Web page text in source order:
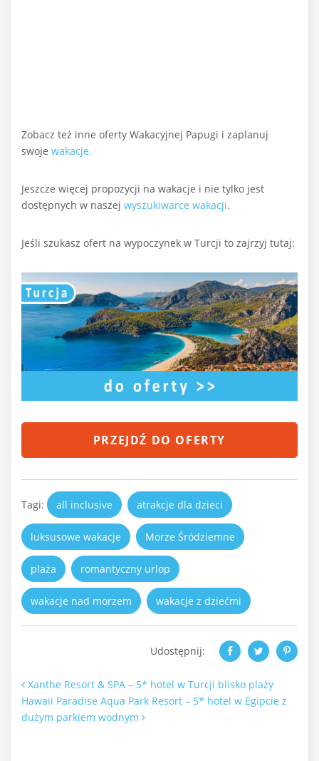
Zobacz też inne oferty Wakacyjnej Papugi i zaplanuj
swoje wakacje.
Jeszcze więcej propozycji na wakacje i nie tylko jest
dostępnych w naszej wyszukiwarce wakacji.
Jeśli szukasz ofert na wypoczynek w Turcji to zajrzyj tutaj:
PRZEJDŹ DO OFERTY
Tagi: all inclusive atrakcje dla dzieci
luksusowe wakacje Morze Śródziemne
plaża romantyczny urlop
wakacje nad morzem wakacje z dziećmi
Udostępnij:
Nawigacja po artykułach
Xanthe Resort & SPA – 5* hotel w Turcji blisko plaży
Hawaii Paradise Aqua Park Resort – 5* hotel w Egipcie z
dużym parkiem wodnym